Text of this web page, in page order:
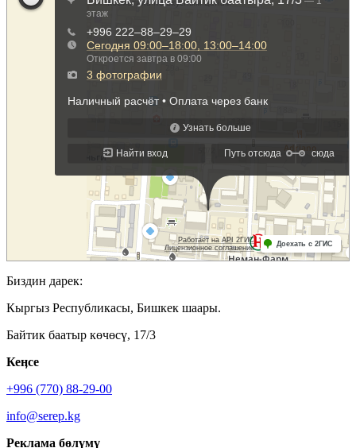
Биздин дарек:
Кыргыз Республикасы, Бишкек шаары.
Байтик баатыр көчөсү, 17/3
Кеӊсе
+996 (770) 88-29-00
info@serep.kg
Реклама бөлүмү